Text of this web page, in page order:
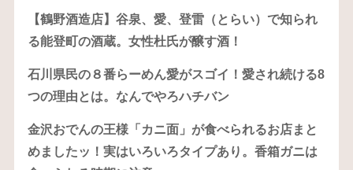
【鶴野酒造店】谷泉、愛、登雷（とらい）で知られ
る能登町の酒蔵。女性杜氏が醸す酒！
石川県民の８番らーめん愛がスゴイ！愛され続ける8
つの理由とは。なんでやろハチバン
金沢おでんの王様「カニ面」が食べられるお店まと
めましたッ！実はいろいろタイプあり。香箱ガニは